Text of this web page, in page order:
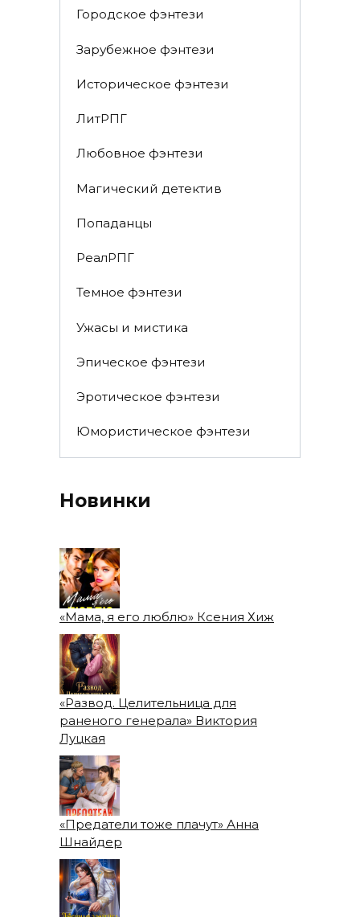
Городское фэнтези
Зарубежное фэнтези
Историческое фэнтези
ЛитРПГ
Любовное фэнтези
Магический детектив
Попаданцы
РеалРПГ
Темное фэнтези
Ужасы и мистика
Эпическое фэнтези
Эротическое фэнтези
Юмористическое фэнтези
Новинки
«Мама, я его люблю» Ксения Хиж
«Развод. Целительница для
раненого генерала» Виктория
Луцкая
«Предатели тоже плачут» Анна
Шнайдер